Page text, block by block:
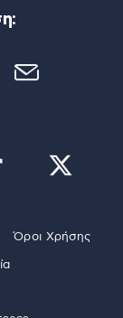
Όροι Χρήσης